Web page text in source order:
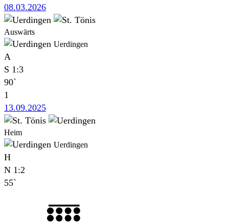
08.03.2026
Auswärts
Uerdingen
A
S 1:3
90`
1
13.09.2025
Heim
Uerdingen
H
N 1:2
55`